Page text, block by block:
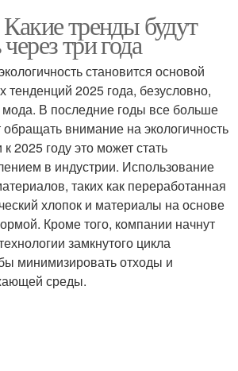
тренды будут
три года
становится основой
2025 года, безусловно,
мода. В последние годы все больше
внимание на экологичность
2025 году это может стать
в индустрии. Использование
таких как переработанная
хлопок и материалы на основе
Кроме того, компании начнут
замкнутого цикла
минимизировать отходы и
среды.